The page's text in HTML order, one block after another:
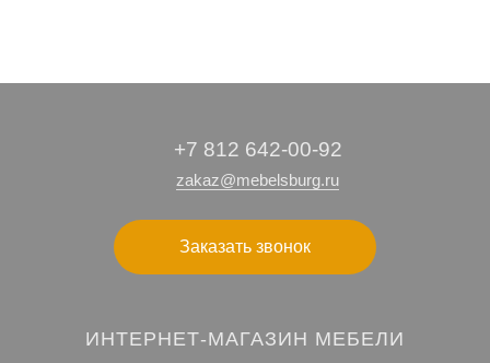
+7 812 642-00-92
zakaz@mebelsburg.ru
Заказать звонок
ИНТЕРНЕТ-МАГАЗИН МЕБЕЛИ